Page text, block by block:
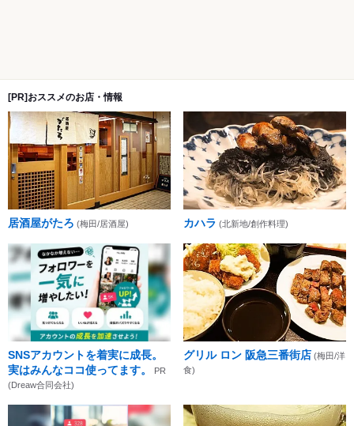
[PR]おススメのお店・情報
居酒屋がたろ (梅田/居酒屋) カハラ (北新地/創作料理)
SNSアカウントを着実に成長。
実はみんなココ使ってます。
PR
(Dreaw合同会社)
グリル ロン 阪急三番街店 (梅田/洋
食)